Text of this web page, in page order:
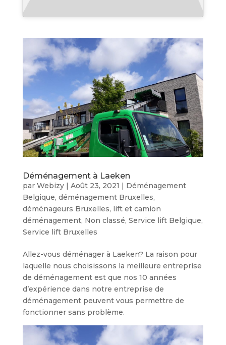
Déménagement à Laeken
par Webizy| Août 23, 2021 | Déménagement
Belgique, déménagement Bruxelles,
déménageurs Bruxelles, lift et camion
déménagement, Non classé, Service lift Belgique,
Service lift Bruxelles
Allez-vous déménager à Laeken? La raison pour
laquelle nous choisissons la meilleure entreprise
de déménagement est que nos 10 années
d’expérience dans notre entreprise de
déménagement peuvent vous permettre de
fonctionner sans problème.